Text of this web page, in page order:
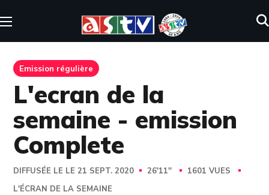
Emission régulière
L'ecran de la
semaine - emission
Complete
DIFFUSÉE LE LE 21 SEPT. 2020 26'11''
1601 VUES
L'ÉCRAN DE LA SEMAINE